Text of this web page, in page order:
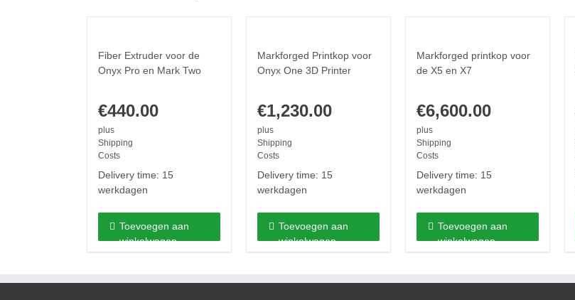
Fiber Extruder voor de
Onyx Pro en Mark Two
€440.00
plus
Shipping
Costs
Delivery time: 15
werkdagen
Toevoegen aan
winkelwagen
Markforged Printkop voor
Onyx One 3D Printer
€1,230.00
plus
Shipping
Costs
Delivery time: 15
werkdagen
Toevoegen aan
winkelwagen
Markforged printkop voor
de X5 en X7
€6,600.00
plus
Shipping
Costs
Delivery time: 15
werkdagen
Toevoegen aan
winkelwagen